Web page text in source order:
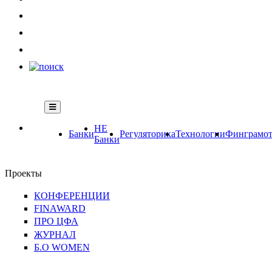
Банки
НЕ
Банки
РегуляторикаТехнологии
Проекты
КОНФЕРЕНЦИИ
FINAWARD
ПРО ЦФА
ЖУРНАЛ
Б.О WOMEN